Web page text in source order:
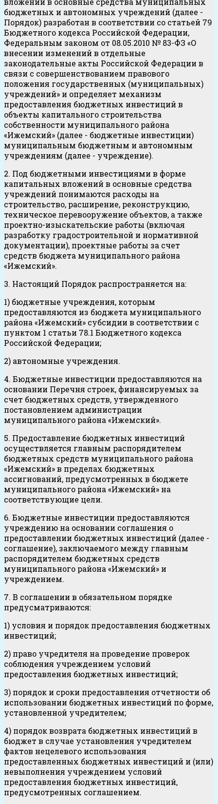
бюджетных и автономных учреждений (далее -
Порядок) разработан в соответствии со статьей 79
Бюджетного кодекса Российской Федерации,
Федеральным законом от 08.05.2010 № 83-ФЗ «О
внесении изменений в отдельные
законодательные акты Российской Федерации в
связи с совершенствованием правового
положения государственных (муниципальных)
учреждений» и определяет механизм
предоставления бюджетных инвестиций в
объекты капитального строительства
собственности муниципального района
«Ижемский» (далее - бюджетные инвестиции)
муниципальным бюджетным и автономным
учреждениям (далее - учреждение).
2. Под бюджетными инвестициями в форме
капитальных вложений в основные средства
учреждений понимаются расходы на
строительство, расширение, реконструкцию,
техническое перевооружение объектов, а также
проектно-изыскательские работы (включая
разработку градостроительной и нормативной
документации), проектные работы за счет
средств бюджета муниципального района
«Ижемский».
3. Настоящий Порядок распространяется на:
1) бюджетные учреждения, которым
предоставляются из бюджета муниципального
района «Ижемский» субсидии в соответствии с
пунктом 1 статьи 78.1 Бюджетного кодекса
Российской Федерации;
2) автономные учреждения.
4. Бюджетные инвестиции предоставляются на
основании Перечня строек, финансируемых за
счет бюджетных средств, утвержденного
постановлением администрации
муниципального района «Ижемский».
5. Предоставление бюджетных инвестиций
осуществляется главным распорядителем
бюджетных средств муниципального района
«Ижемский» в пределах бюджетных
ассигнований, предусмотренных в бюджете
муниципального района «Ижемский» на
соответствующие цели.
6. Бюджетные инвестиции предоставляются
учреждению на основании соглашения о
предоставлении бюджетных инвестиций (далее -
соглашение), заключаемого между главным
распорядителем бюджетных средств
муниципального района «Ижемский» и
учреждением.
7. В соглашении в обязательном порядке
предусматриваются:
1) условия и порядок предоставления бюджетных
инвестиций;
2) право учредителя на проведение проверок
соблюдения учреждением условий
предоставления бюджетных инвестиций;
3) порядок и сроки предоставления отчетности об
использовании бюджетных инвестиций по форме,
установленной учредителем;
4) порядок возврата бюджетных инвестиций в
бюджет в случае установления учредителем
фактов нецелевого использования
предоставленных бюджетных инвестиций и (или)
невыполнения учреждением условий
предоставления бюджетных инвестиций,
предусмотренных соглашением.